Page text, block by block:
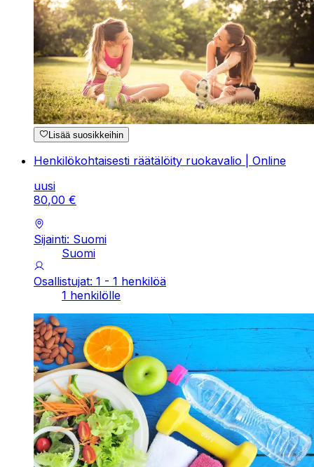
Lisää suosikkeihin
Henkilökohtaisesti räätälöity ruokavalio | Online
uusi
80,00 €
Sijainti: Suomi
Suomi
Osallistujat: 1 - 1 henkilöä
1 henkilölle